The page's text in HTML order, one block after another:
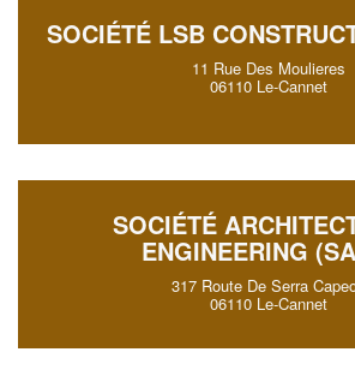
SOCIÉTÉ LSB
11 Rue Des Moulieres
06110 Le-Cannet
SOCIÉTÉ
ENGINEERING
317 Route De Serra
06110 Le-Cannet